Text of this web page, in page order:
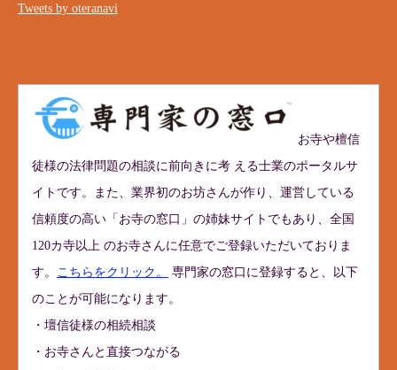
Tweets by oteranavi
お寺や檀信
徒様の法律問題の相談に前向きに考 える士業のポータルサ
イトです。また、業界初のお坊さんが作り、運営している
信頼度の高い「お寺の窓口」の姉妹サイトでもあり、全国
120カ寺以上 のお寺さんに任意でご登録いただいておりま
す。
こちらをクリック。
専門家の窓口に登録すると、以下
のことが可能になります。
・壇信徒様の相続相談
・お寺さんと直接つながる